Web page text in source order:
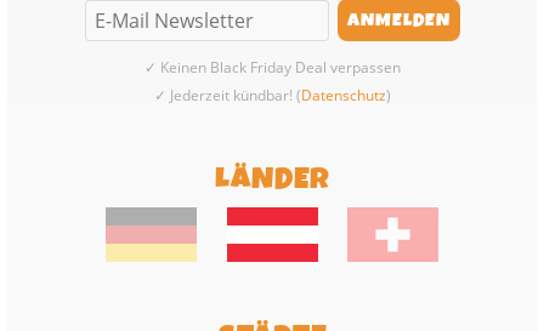
✓ Keinen Black Friday Deal verpassen
✓ Jederzeit kündbar! (Datenschutz)
LÄNDER